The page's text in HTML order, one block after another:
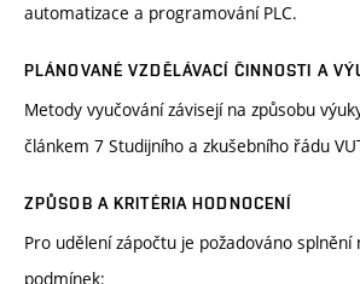
automatizace a programování PLC.
PLÁNOVANÉ VZDĚLÁVACÍ ČINNOSTI A
Metody vyučování závisejí na způsobu
článkem 7 Studijního a zkušebního řádu
ZPŮSOB A KRITÉRIA HODNOCENÍ
Pro udělení zápočtu je požadováno splnění
podmínek: